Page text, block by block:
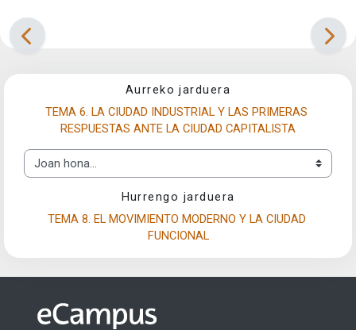
Aurreko jarduera
TEMA 6. LA CIUDAD INDUSTRIAL Y LAS PRIMERAS
RESPUESTAS ANTE LA CIUDAD CAPITALISTA
Joan hona...
Hurrengo jarduera
TEMA 8. EL MOVIMIENTO MODERNO Y LA CIUDAD
FUNCIONAL